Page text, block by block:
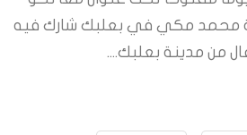
محمد مكي في بعلبك شارك فيه
من مدينة بعلبك....